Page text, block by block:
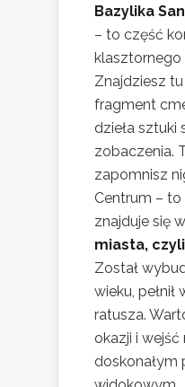
Bazylika
– to część
klasztornego
Znajdziesz
fragment
dzieła sztuki
zobaczenia.
zapomnisz
Centrum – to
znajduje się
miasta,
Został
wieku,
ratusza.
okazji i wejść
doskonałym